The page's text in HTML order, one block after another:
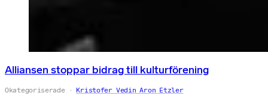
Alliansen stoppar bidrag till kulturförening
Okategoriserade Kristofer Vedin Aron Etzler